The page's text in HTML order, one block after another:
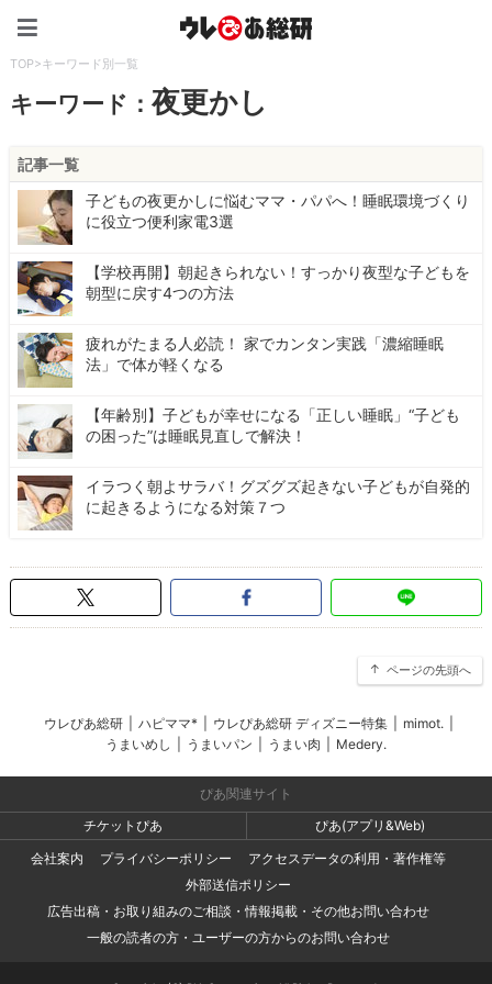
TOP>キーワード別一覧
キーワード：夜更かし
記事一覧
子どもの夜更かしに悩むママ・パパへ！睡眠環境づくり
に役立つ便利家電3選
【学校再開】朝起きられない！すっかり夜型な子どもを
朝型に戻す4つの方法
疲れがたまる人必読！ 家でカンタン実践「濃縮睡眠
法」で体が軽くなる
【年齢別】子どもが幸せになる「正しい睡眠」“子ども
の困った”は睡眠見直しで解決！
イラつく朝よサラバ！グズグズ起きない子どもが自発的
に起きるようになる対策７つ
ページの先頭へ
ウレぴあ総研 ハピママ* ウレぴあ総研 ディズニー特集 mimot.
うまいめし
うまいパン うまい肉 Medery.
ぴあ関連サイト
チケットぴあ
ぴあ(アプリ&Web)
会社案内
プライバシーポリシー
アクセスデータの利用・著作権等
外部送信ポリシー
広告出稿・お取り組みのご相談・情報掲載・その他お問い合わせ
一般の読者の方・ユーザーの方からのお問い合わせ